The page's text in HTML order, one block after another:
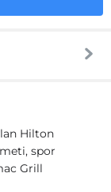
Hilton
spor
Grill